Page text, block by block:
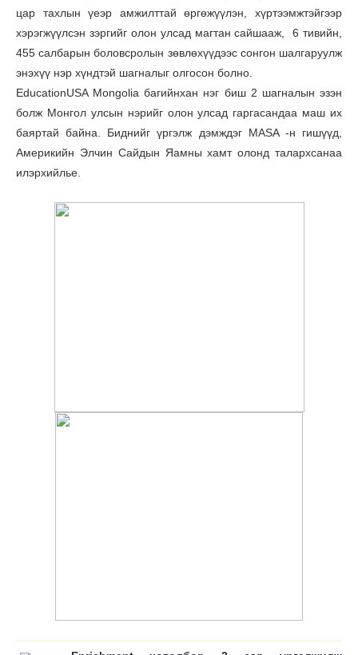
цар тахлын үеэр амжилттай өргөжүүлэн, хүртээмжтэйгээр
хэрэгжүүлсэн зэргийг олон улсад магтан сайшааж, 6 тивийн,
455 салбарын боловсролын зөвлөхүүдээс сонгон шалгаруулж
энэхүү нэр хүндтэй шагналыг олгосон болно.
EducationUSA Mongolia багийнхан нэг биш 2 шагналын эзэн
болж Монгол улсын нэрийг олон улсад гаргасандаа маш их
баяртай байна. Биднийг үргэлж дэмждэг MASA -н гишүүд,
Америкийн Элчин Сайдын Яамны хамт олонд талархсанаа
илэрхийлье.